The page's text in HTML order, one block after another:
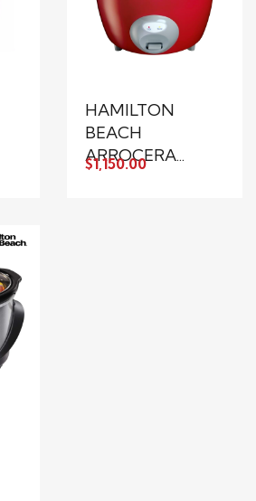
HAMILTON
BEACH
ARROCERA...
$1,150.00